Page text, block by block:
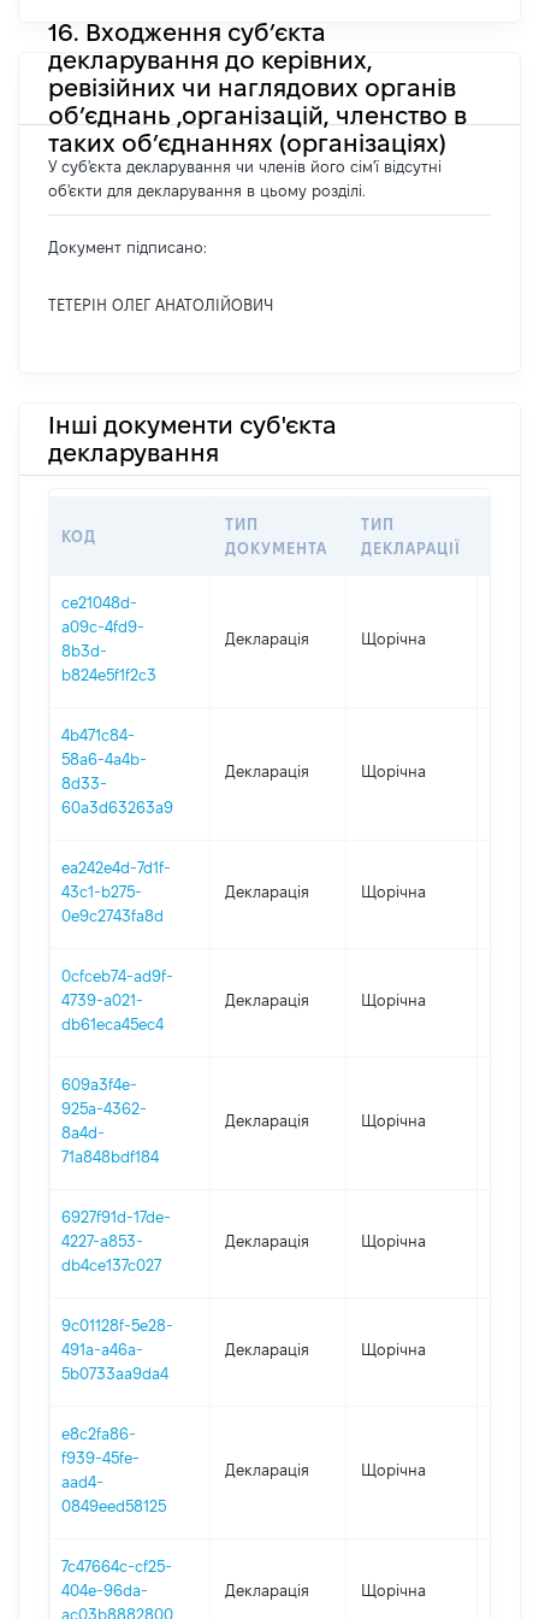
16. Входження суб’єкта
декларування до керівних,
ревізійних чи наглядових органів
об’єднань ,організацій, членство в
таких об’єднаннях (організаціях)
У суб'єкта декларування чи членів його сім'ї відсутні
об'єкти для декларування в цьому розділі.
Документ підписано:
ТЕТЕРІН ОЛЕГ АНАТОЛІЙОВИЧ
Інші документи суб'єкта
декларування
КОД
ТИП
ДОКУМЕНТА
ТИП
ДЕКЛАРАЦІЇ
ce21048d-
a09c-4fd9-
8b3d-
b824e5f1f2c3
Декларація Щорічна
4b471c84-
58a6-4a4b-
8d33-
60a3d63263a9
Декларація Щорічна
ea242e4d-7d1f-
43c1-b275-
0e9c2743fa8d
Декларація Щорічна
0cfceb74-ad9f-
4739-a021-
db61eca45ec4
Декларація Щорічна
609a3f4e-
925a-4362-
8a4d-
71a848bdf184
Декларація Щорічна
6927f91d-17de-
4227-a853-
db4ce137c027
Декларація Щорічна
9c01128f-5e28-
491a-a46a-
5b0733aa9da4
Декларація Щорічна
e8c2fa86-
f939-45fe-
aad4-
0849eed58125
Декларація Щорічна
7c47664c-cf25-
404e-96da-
ac03b8882800
Декларація Щорічна